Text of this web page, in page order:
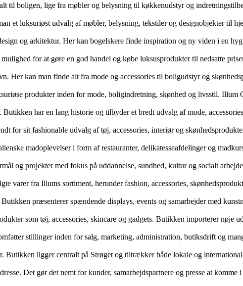
til boligen, lige fra møbler og belysning til køkkenudstyr og
et luksuriøst udvalg af møbler, belysning, tekstiler og designobjekter til
og arkitektur. Her kan bogelskere finde inspiration og ny viden i en
for at gøre en god handel og købe luksusprodukter til nedsatte
kan man finde alt fra mode og accessories til boligudstyr og
produkter inden for mode, boligindretning, skønhed og livsstil. Illum
har en lang historie og tilbyder et bredt udvalg af mode,
sit fashionable udvalg af tøj, accessories, interiør og
madoplevelser i form af restauranter, delikatesseafdelinger og
og projekter med fokus på uddannelse, sundhed, kultur og socialt
fra Illums sortiment, herunder fashion, accessories,
præsenterer spændende displays, events og samarbejder med
som tøj, accessories, skincare og gadgets. Butikken importerer nøje
stillinger inden for salg, marketing, administration, butiksdrift og
ligger centralt på Strøget og tiltrækker både lokale og
Det gør det nemt for kunder, samarbejdspartnere og presse at komme